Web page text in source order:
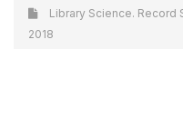
Library Science.
2018